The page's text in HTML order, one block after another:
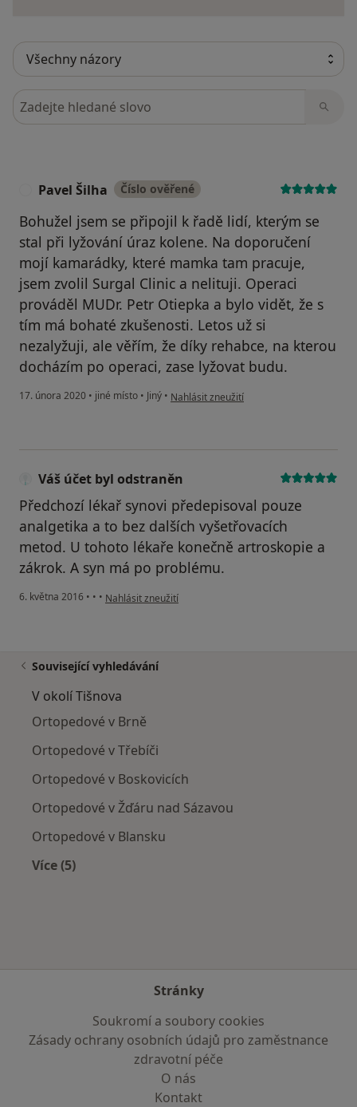
Hledejte v názorech
Pavel Šilha Číslo ověřené
Bohužel jsem se připojil k řadě lidí, kterým se
stal při lyžování úraz kolene. Na doporučení
mojí kamarádky, které mamka tam pracuje,
jsem zvolil Surgal Clinic a nelituji. Operaci
prováděl MUDr. Petr Otiepka a bylo vidět, že s
tím má bohaté zkušenosti. Letos už si
nezalyžuji, ale věřím, že díky rehabce, na kterou
docházím po operaci, zase lyžovat budu.
17. února 2020 • jiné místo • Jiný • podle názoru uživatele Pavel Šilha
Nahlásit zneužití
Váš účet byl odstraněn
Předchozí lékař synovi předepisoval pouze
analgetika a to bez dalších vyšetřovacích
metod. U tohoto lékaře konečně artroskopie a
zákrok. A syn má po problému.
6. května 2016 • • • podle názoru uživatele Váš účet byl odstraněn
Nahlásit zneužití
Související vyhledávání
V okolí Tišnova
Ortopedové v Brně
Ortopedové v Třebíči
Ortopedové v Boskovicích
Ortopedové v Žďáru nad Sázavou
Ortopedové v Blansku
Více (5)
Stránky
Soukromí a soubory cookies
Zásady ochrany osobních údajů pro zaměstnance
zdravotní péče
O nás
Kontakt